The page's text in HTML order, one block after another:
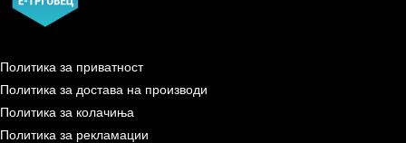
Политика за приватност
Политика за достава на производи
Политика за колачиња
Политика за рекламации